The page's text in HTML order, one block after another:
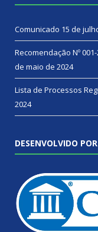
Comunicado 15 de
Recomendação Nº
de maio de 2024
Lista de Processos
2024
DESENVOLVIDO